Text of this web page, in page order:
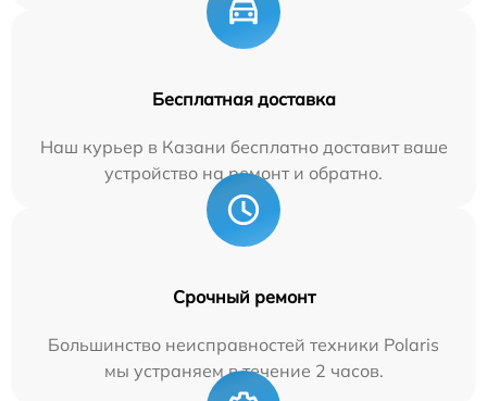
Бесплатная доставка
Наш курьер в Казани бесплатно доставит ваше
устройство на ремонт и обратно.
Срочный ремонт
Большинство неисправностей техники Polaris
мы устраняем в течение 2 часов.